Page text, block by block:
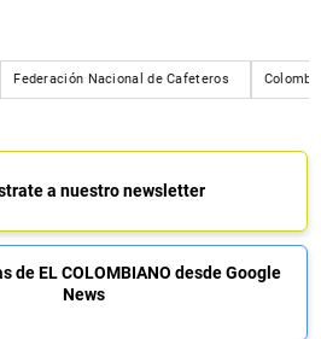
Federación Nacional de Cafeteros
a nuestro newsletter
de EL COLOMBIANO desde Google
News